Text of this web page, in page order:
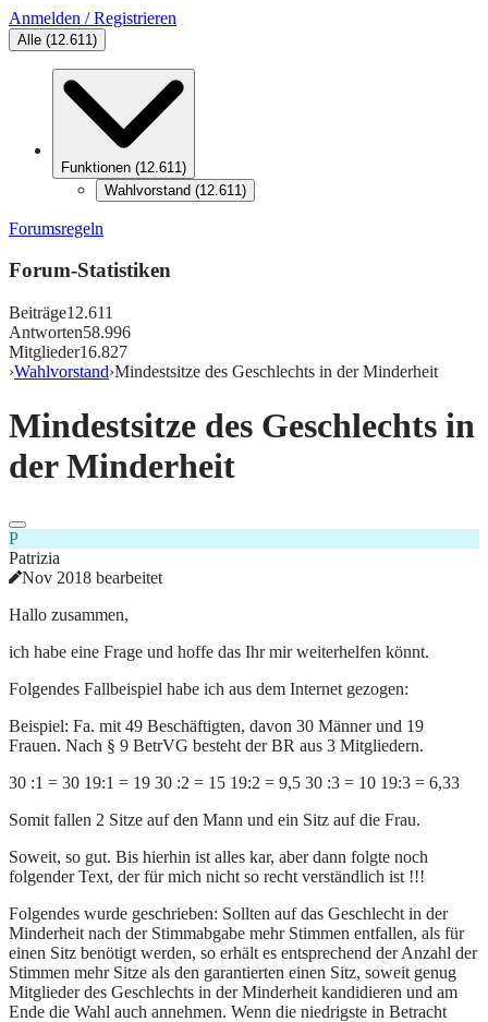
Anmelden / Registrieren
Alle (12.611)
Funktionen (12.611)
Wahlvorstand (12.611)
Forumsregeln
Forum-Statistiken
Beiträge12.611
Antworten58.996
Mitglieder16.827
›Wahlvorstand›Mindestsitze des Geschlechts in der Minderheit
Mindestsitze des Geschlechts in
der Minderheit
P
Patrizia
Nov 2018 bearbeitet
Hallo zusammen,
ich habe eine Frage und hoffe das Ihr mir weiterhelfen könnt.
Folgendes Fallbeispiel habe ich aus dem Internet gezogen:
Beispiel: Fa. mit 49 Beschäftigten, davon 30 Männer und 19
Frauen. Nach § 9 BetrVG besteht der BR aus 3 Mitgliedern.
30 :1 = 30 19:1 = 19 30 :2 = 15 19:2 = 9,5 30 :3 = 10 19:3 = 6,33
Somit fallen 2 Sitze auf den Mann und ein Sitz auf die Frau.
Soweit, so gut. Bis hierhin ist alles kar, aber dann folgte noch
folgender Text, der für mich nicht so recht verständlich ist !!!
Folgendes wurde geschrieben: Sollten auf das Geschlecht in der
Minderheit nach der Stimmabgabe mehr Stimmen entfallen, als für
einen Sitz benötigt werden, so erhält es entsprechend der Anzahl der
Stimmen mehr Sitze als den garantierten einen Sitz, soweit genug
Mitglieder des Geschlechts in der Minderheit kandidieren und am
Ende die Wahl auch annehmen. Wenn die niedrigste in Betracht